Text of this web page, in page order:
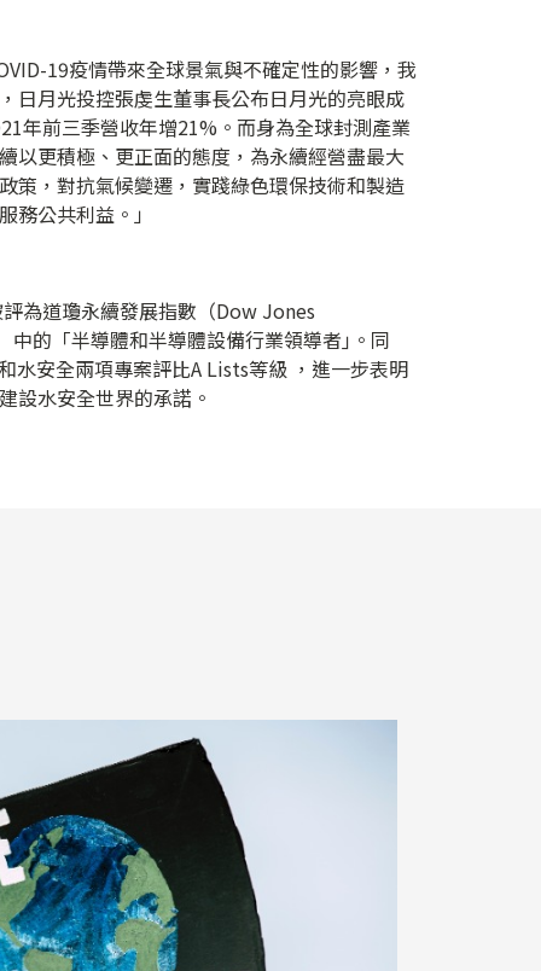
19疫情帶來全球景氣與不確定性的影響，我
日月光投控張虔生董事長公布日月光的亮眼成
年前三季營收年增21%。而身為全球封測產業
以更積極、更正面的態度，為永續經營盡最大
策，對抗氣候變遷，實踐綠色環保技術和製造
務公共利益。」
為道瓊永續發展指數（Dow Jones
的「半導體和半導體設備行業領導者｣。同
水安全兩項專案評比A Lists等級 ，進一步表明
設水安全世界的承諾。